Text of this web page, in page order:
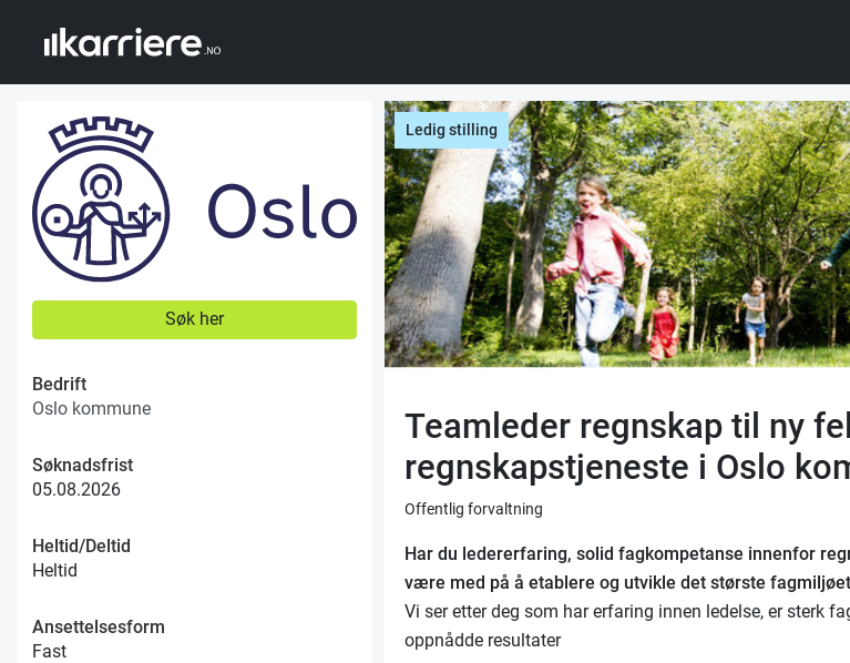
Søk her
Bedrift
Oslo kommune
Søknadsfrist
05.08.2026
Heltid/Deltid
Heltid
Ansettelsesform
Fast
Ledig stilling
Teamleder regnskap til ny
regnskapstjeneste i Oslo
Offentlig forvaltning
Har du ledererfaring, solid fagkompetanse innenfor
være med på å etablere og utvikle det største
Vi ser etter deg som har erfaring innen ledelse, er sterk
oppnådde resultater